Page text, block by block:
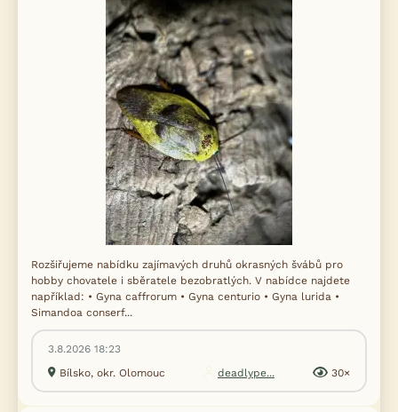
Rozšiřujeme nabídku zajímavých druhů okrasných švábů pro
hobby chovatele i sběratele bezobratlých. V nabídce najdete
například: • Gyna caffrorum • Gyna centurio • Gyna lurida •
Simandoa conserf...
3.8.2026 18:23
Bílsko, okr. Olomouc
deadlype... 30×